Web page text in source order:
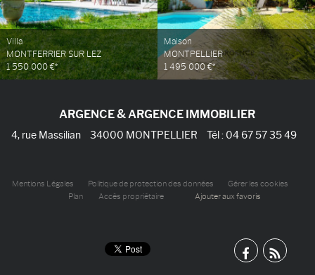
Villa
MONTFERRIER SUR LEZ
1 550 000 €*
Maison
MONTPELLIER
1 495 000 €*
ARGENCE & ARGENCE IMMOBILIER
4, rue Massilian 34000 MONTPELLIER Tél : 04 67 57 35 49
Mentions Légales Politique de protection des données
Gérer les cookies
Plan
Accès propriétaire Ajouter aux favoris